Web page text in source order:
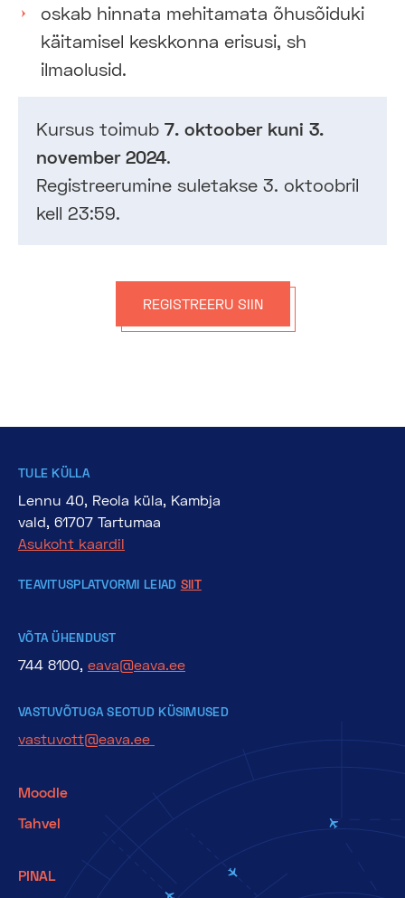
oskab hinnata mehitamata õhusõiduki
käitamisel keskkonna erisusi, sh
ilmaolusid.
Kursus toimub 7. oktoober kuni 3.
november 2024.
Registreerumine suletakse 3. oktoobril
kell 23:59.
REGISTREERU SIIN
TULE KÜLLA
Lennu 40, Reola küla, Kambja
vald, 61707 Tartumaa
Asukoht kaardil
TEAVITUSPLATVORMI LEIAD SIIT
VÕTA ÜHENDUST
744 8100, eava@eava.ee
VASTUVÕTUGA SEOTUD KÜSIMUSED
vastuvott@eava.ee
Moodle
Tahvel
PINAL